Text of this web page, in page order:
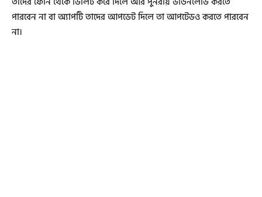
পারবেন না বা অ্যাপটি তাদের আপডেট দিলে তা আপটেডও করতে পারবেন
না।